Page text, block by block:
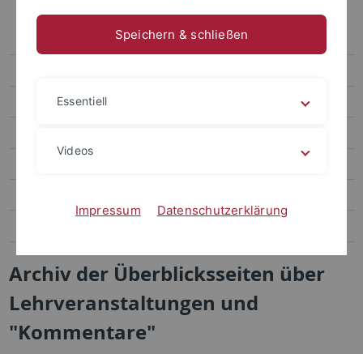
TEA-Gastprofessur
Archiv der Überblicksseiten über
Lehrveranstaltungen und
"Kommentare"
Speichern & schließen
Essentiell
Videos
Impressum Datenschutzerklärung